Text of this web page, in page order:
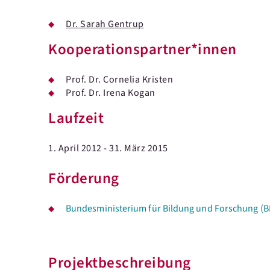
Dr. Sarah Gentrup
Kooperationspartner*innen
Prof. Dr. Cornelia Kristen
Prof. Dr. Irena Kogan
Laufzeit
1. April 2012 - 31. März 2015
Förderung
Bundesministerium für Bildung und Forschung
Projektbeschreibung